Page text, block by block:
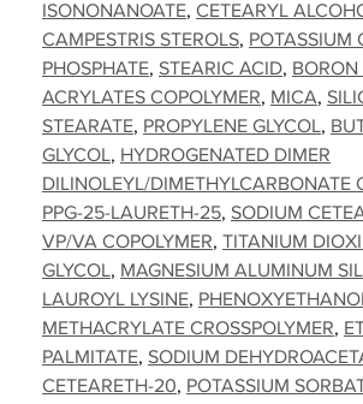
ISONONANOATE CETEARYL
CAMPESTRIS STEROLS POTASSIUM
PHOSPHATE STEARIC ACID
ACRYLATES COPOLYMER MICA
STEARATE PROPYLENE GLYCOL
GLYCOL HYDROGENATED DIMER
DILINOLEYL/DIMETHYLCARBONATE
PPG-25-LAURETH-25 SODIUM
VP/VA COPOLYMER TITANIUM
GLYCOL MAGNESIUM ALUMINUM
LAUROYL LYSINE
METHACRYLATE CROSSPOLYMER
PALMITATE SODIUM
CETEARETH-20 POTASSIUM